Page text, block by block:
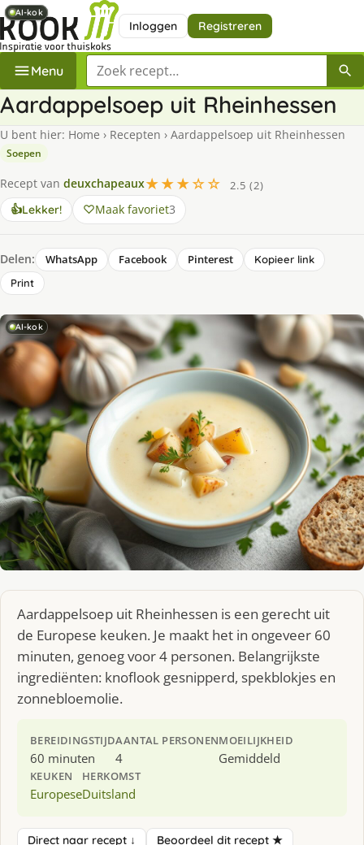
Inloggen Registreren
Menu Zoek een recept
Aardappelsoep uit Rheinhessen
U bent hier: Home › Recepten › Aardappelsoep uit Rheinhessen
Soepen
Recept van deuxchapeaux★★★☆☆
2.5 (2)
👍Lekker! Maak favoriet3
Delen: WhatsApp Facebook Pinterest
Kopieer link
Print
AI-kok
Aardappelsoep uit Rheinhessen is een gerecht uit
de Europese keuken. Je maakt het in ongeveer 60
minuten, genoeg voor 4 personen. Belangrijkste
ingrediënten: knoflook gesnipperd, spekblokjes en
zonnebloemolie.
BEREIDINGSTIJD
60 minuten
AANTAL PERSONEN
4
MOEILIJKHEID
Gemiddeld
KEUKEN
Europese
HERKOMST
Duitsland
Direct naar recept ↓ Beoordeel dit recept ★
AI-kok
AI-kok
AI-kok